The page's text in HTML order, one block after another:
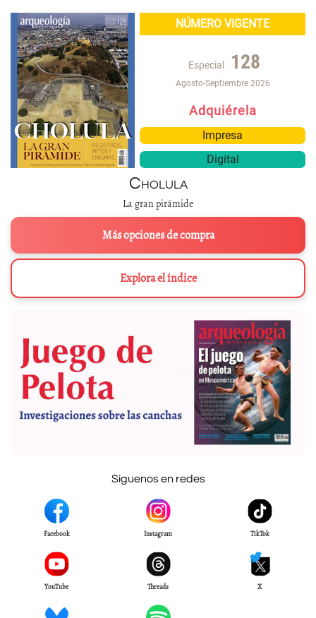
NÚMERO VIGENTE
Especial 128
Agosto-Septiembre 2026
Adquiérela
Impresa
Digital
Cholula
La gran pirámide
Más opciones de compra
Explora el índice
Síguenos en redes
Facebook Instagram TikTok
YouTube Threads X